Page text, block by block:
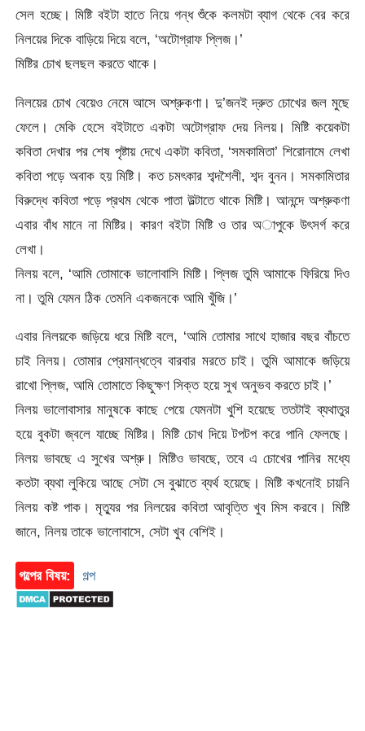
সেল হচ্ছে। মিষ্টি বইটা হাতে নিয়ে গন্ধ শুঁকে কলমটা ব্যাগ থেকে বের করে
নিলয়ের দিকে বাড়িয়ে দিয়ে বলে, ‘অটোগ্রাফ প্লিজ।’
মিষ্টির চোখ ছলছল করতে থাকে।
নিলয়ের চোখ বেয়েও নেমে আসে অশ্রুকণা। দু’জনই দ্রুত চোখের জল মুছে
ফেলে। মেকি হেসে বইটাতে একটা অটোগ্রাফ দেয় নিলয়। মিষ্টি কয়েকটা
কবিতা দেখার পর শেষ পৃষ্টায় দেখে একটা কবিতা, ‘সমকামিতা’ শিরোনামে লেখা
কবিতা পড়ে অবাক হয় মিষ্টি। কত চমৎকার শব্দশৈলী, শব্দ বুনন। সমকামিতার
বিরুদ্ধে কবিতা পড়ে প্রথম থেকে পাতা উল্টাতে থাকে মিষ্টি। আনন্দে অশ্রুকণা
এবার বাঁধ মানে না মিষ্টির। কারণ বইটা মিষ্টি ও তার অাপুকে উৎসর্গ করে
লেখা।
নিলয় বলে, ‘আমি তোমাকে ভালোবাসি মিষ্টি। প্লিজ তুমি আমাকে ফিরিয়ে দিও
না। তুমি যেমন ঠিক তেমনি একজনকে আমি খুঁজি।’
এবার নিলয়কে জড়িয়ে ধরে মিষ্টি বলে, ‘আমি তোমার সাথে হাজার বছর বাঁচতে
চাই নিলয়। তোমার প্রেমান্ধত্বে বারবার মরতে চাই। তুমি আমাকে জড়িয়ে
রাখো প্লিজ, আমি তোমাতে কিছুক্ষণ সিক্ত হয়ে সুখ অনুভব করতে চাই।’
নিলয় ভালোবাসার মানুষকে কাছে পেয়ে যেমনটা খুশি হয়েছে ততটাই ব্যথাতুর
হয়ে বুকটা জ্বলে যাচ্ছে মিষ্টির। মিষ্টি চোখ দিয়ে টপটপ করে পানি ফেলছে।
নিলয় ভাবছে এ সুখের অশ্রু। মিষ্টিও ভাবছে, তবে এ চোখের পানির মধ্যে
কতটা ব্যথা লুকিয়ে আছে সেটা সে বুঝাতে ব্যর্থ হয়েছে। মিষ্টি কখনোই চায়নি
নিলয় কষ্ট পাক। মৃত্যুর পর নিলয়ের কবিতা আবৃত্তি খুব মিস করবে। মিষ্টি
জানে, নিলয় তাকে ভালোবাসে, সেটা খুব বেশিই।
গল্পের বিষয়: গল্প